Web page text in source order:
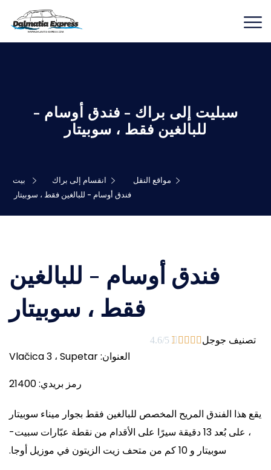
سبليت إلى براك - فندق أوسام -
للبالغين فقط ، سوبيتار
بيت انقسام إلى براك
مواقع النقل
فندق أوسام - للبالغين فقط ، سوبيتار
فندق أوسام - للبالغين
فقط ، سوبيتار
تصنيف جوجل




4.6/5
العنوان:Vlačica 3 ، Supetar
رمز بريدي:21400
يقع هذا الفندق المريح المخصص للبالغين فقط بجوار ميناء سوبيتار
، على بُعد 13 دقيقة سيرًا على الأقدام من نقطة عبّارات سبيت-
سوبيتار و 10 كم من متحف زيت الزيتون في موزيل أوجا.